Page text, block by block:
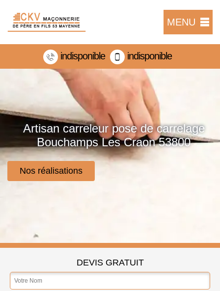
MENU
indisponible indisponible
Artisan carreleur pose de carrelage
Bouchamps Les Craon 53800
Nos réalisations
DEVIS GRATUIT